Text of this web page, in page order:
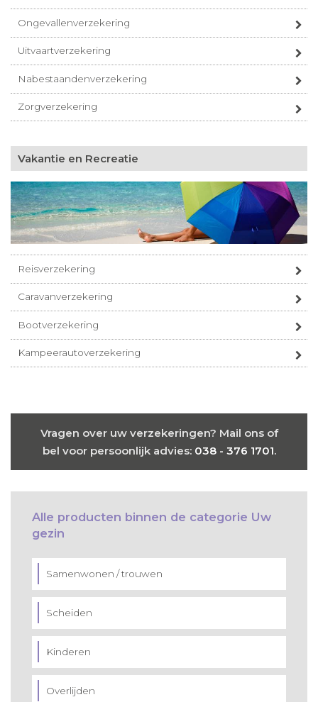
Ongevallenverzekering
Uitvaartverzekering
Nabestaandenverzekering
Zorgverzekering
Vakantie en Recreatie
Reisverzekering
Caravanverzekering
Bootverzekering
Kampeerautoverzekering
Vragen over uw verzekeringen? Mail ons of
bel voor persoonlijk advies: 038 - 376 1701.
Alle producten binnen de categorie Uw
gezin
Samenwonen / trouwen
Scheiden
Kinderen
Overlijden